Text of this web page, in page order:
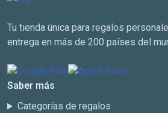
Tu tienda única para regalos
entrega en más de 200 países del
Saber más
Categorías de regalos